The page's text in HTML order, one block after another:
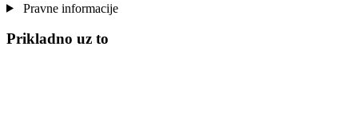
Pravne informacije
Prikladno uz to